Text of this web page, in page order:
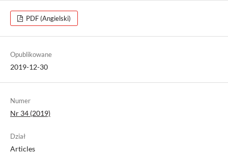
PDF (Angielski)
Opublikowane
2019-12-30
Numer
Nr 34 (2019)
Dział
Articles